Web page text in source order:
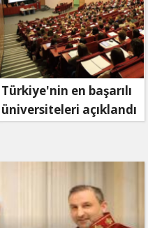
Türkiye'nin en başarılı
üniversiteleri açıklandı